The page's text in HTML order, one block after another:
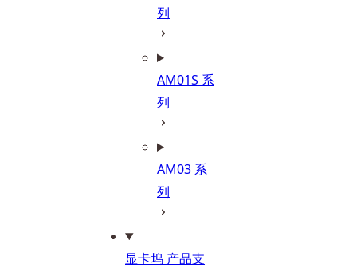
列
AM01S 系
列
AM03 系
列
显卡坞 产品支